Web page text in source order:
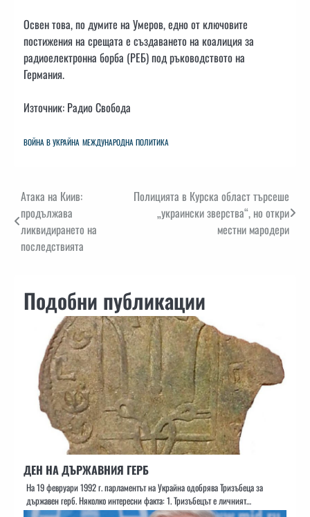
Освен това, по думите на Умеров, едно от ключовите
постижения на срещата е създаването на коалиция за
радиоелектронна борба (РЕБ) под ръководството на
Германия.
Източник: Радио Свобода
ВОЙНА В УКРАЙНА МЕЖДУНАРОДНА ПОЛИТИКА
Навигация
Атака на Киив:
продължава
ликвидирането на
последствията
Полицията в Курска област търсеше
„украински зверства“, но откри
местни мародери
Подобни публикации
ДЕН НА ДЪРЖАВНИЯ ГЕРБ
На 19 февруари 1992 г. парламентът на Украйна одобрява Тризъбеца за
държавен герб. Няколко интересни факта: 1. Тризъбецът е личният…